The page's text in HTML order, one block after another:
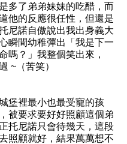
多了弟弟妹妹的吃醋，而
他的反應很任性，但還是
尼諾自傲說出我出身義大
瞬間幼稚彈出「我是下一
嗎？」我整個笑出來，
~（苦笑）
堡裡最小也最受寵的孩
被要求要好好照顧這個弟
托尼諾只會待幾天，這段
照顧就好，結果萬萬想不